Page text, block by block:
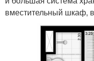
вместительный шкаф,